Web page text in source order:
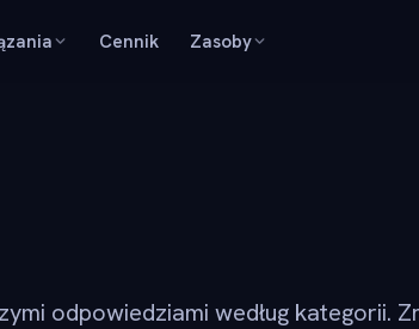
Cennik Zasoby
odpowiedziami według kategorii.